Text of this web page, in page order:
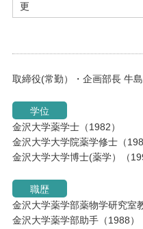
更
取締役(常勤）・企画部長 牛
学位
金沢大学薬学士（1982）
金沢大学大学院薬学修士（
金沢大学大学博士(薬学）（
職歴
金沢大学薬学部薬物学研究室
金沢大学薬学部助手（1988）